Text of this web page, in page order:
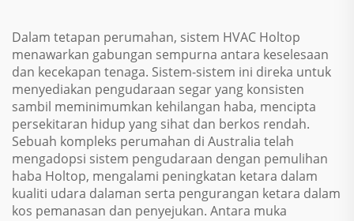
Dalam tetapan perumahan, sistem HVAC Holtop
menawarkan gabungan sempurna antara keselesaan
dan kecekapan tenaga. Sistem-sistem ini direka untuk
menyediakan pengudaraan segar yang konsisten
sambil meminimumkan kehilangan haba, mencipta
persekitaran hidup yang sihat dan berkos rendah.
Sebuah kompleks perumahan di Australia telah
mengadopsi sistem pengudaraan dengan pemulihan
haba Holtop, mengalami peningkatan ketara dalam
kualiti udara dalaman serta pengurangan ketara dalam
kos pemanasan dan penyejukan. Antara muka